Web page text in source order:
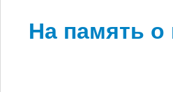
На память о